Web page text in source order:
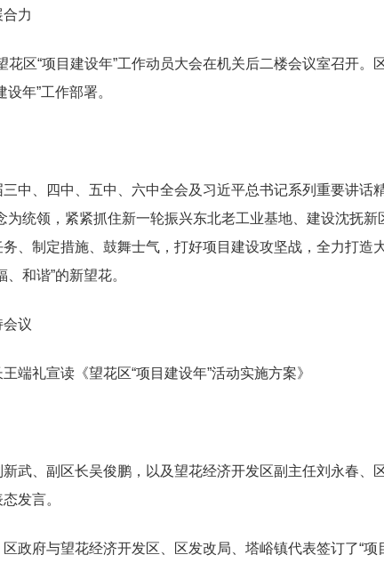
力
花区“项目建设年”工作动员大会在机关后二楼会议室召开。
年”工作部署。
中、四中、五中、六中全会及习近平总书记系列重要讲话
为统领，紧紧抓住新一轮振兴东北老工业基地、建设沈抚新
、制定措施、鼓舞士气，打好项目建设攻坚战，全力打造
和谐”的新望花。
会议
端礼宣读《望花区“项目建设年”活动实施方案》
武、副区长吴俊鹏，以及望花经济开发区副主任刘永春、
发言。
政府与望花经济开发区、区发改局、塔峪镇代表签订了“项